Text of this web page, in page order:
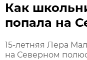
Как
попала на
15-летняя Лера
на Северном